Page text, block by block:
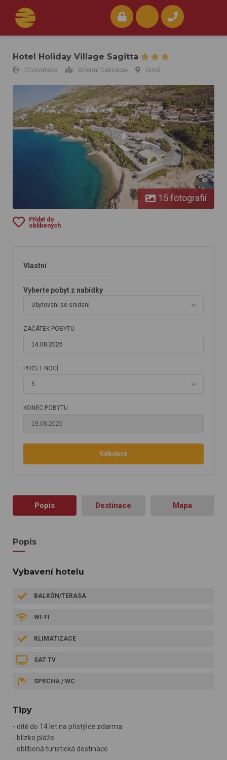
Hotel Holiday Village Sagitta
Chorvatsko Střední Dalmácie Omiš
Hotel Holiday Village Sagitta
15 fotografií
Přidat do
oblíbených
Vlastní
Vyberte pobyt z nabídky
Ubytování se snídaní
ZAČÁTEK POBYTU
POČET NOCÍ
5
KONEC POBYTU
Kalkulace
Popis Destinace Mapa
Popis
Vybavení hotelu
BALKÓN/TERASA
WI-FI
KLIMATIZACE
SAT TV
SPRCHA / WC
Tipy
- dítě do 14 let na přistýlce zdarma
- blízko pláže
- oblíbená turistická destinace